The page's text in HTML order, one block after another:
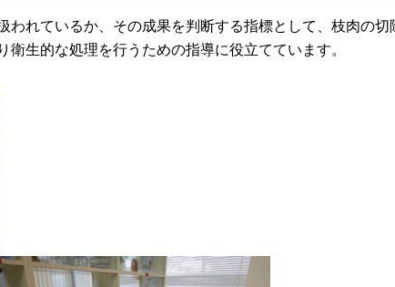
れているか、その成果を判断する指標として、枝肉の切
衛生的な処理を行うための指導に役立てています。